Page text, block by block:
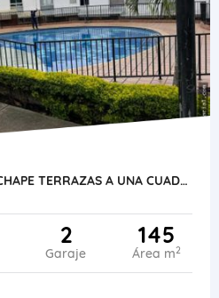
CASA EN VENTA EN CHIPICHAPE TERRAZAS A UNA CUADRA DEL CENTRO COMERCIAL
2
Garaje
145
Área m2